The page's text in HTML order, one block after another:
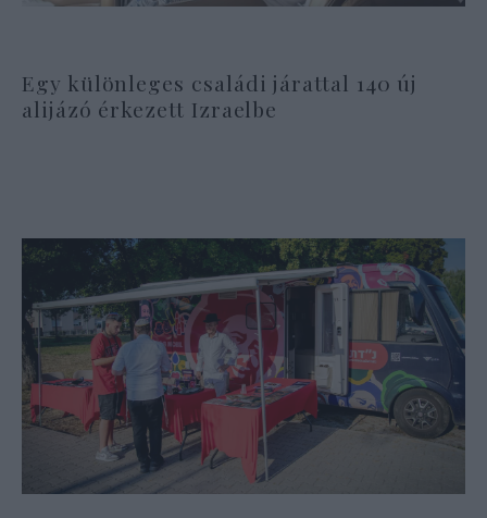
Egy különleges családi járattal 140 új
alijázó érkezett Izraelbe